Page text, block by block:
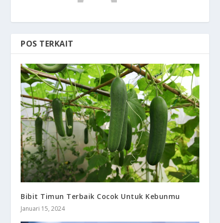
POS TERKAIT
Bibit Timun Terbaik Cocok Untuk Kebunmu
Januari 15, 2024